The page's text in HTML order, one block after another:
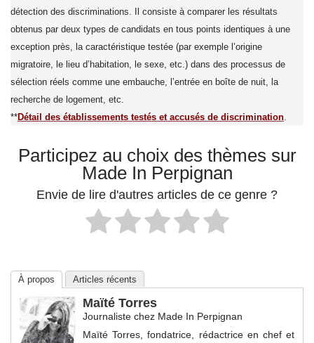
détection des discriminations. Il consiste à comparer les résultats
obtenus par deux types de candidats en tous points identiques à une
exception près, la caractéristique testée (par exemple l’origine
migratoire, le lieu d’habitation, le sexe, etc.) dans des processus de
sélection réels comme une embauche, l’entrée en boîte de nuit, la
recherche de logement, etc.
**Détail des établissements testés et accusés de discrimination
Participez au choix des thèmes sur
Made In Perpignan
Envie de lire d'autres articles de ce genre ?
À propos Articles récents
Maïté Torres
Journaliste chez Made In Perpignan
Maïté Torres, fondatrice, rédactrice en chef et